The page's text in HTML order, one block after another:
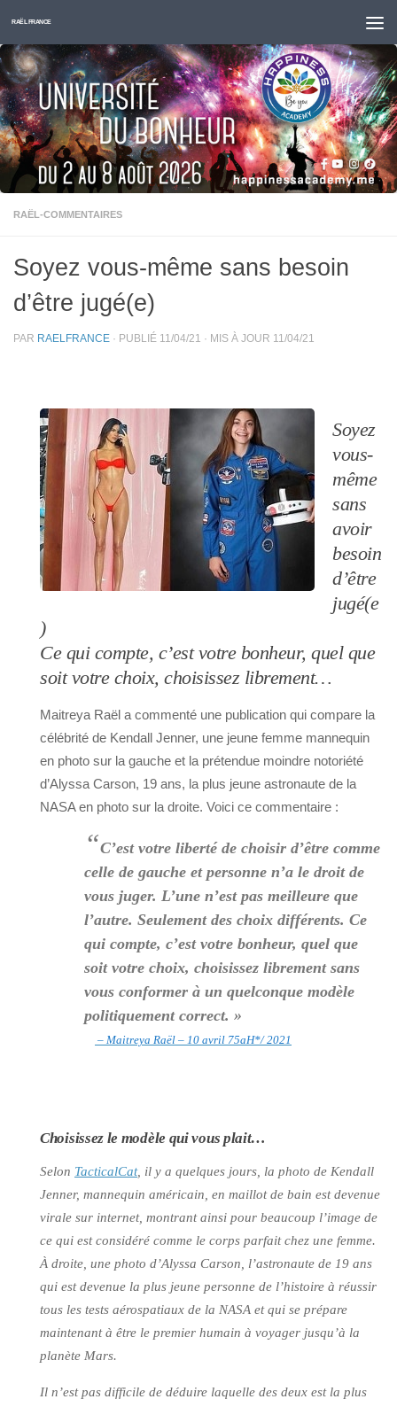
Skip to content
RAËL FRANCE
RAËL-COMMENTAIRES
Soyez vous-même sans besoin
d’être jugé(e)
PAR RAELFRANCE · PUBLIÉ 11/04/21 · MIS À JOUR 11/04/21
Soyez
vous-
même
sans
avoir
besoin
d’être
jugé(e
)
Ce qui compte, c’est votre bonheur, quel que
soit votre choix, choisissez librement…
Maitreya Raël a commenté une publication qui compare la
célébrité de Kendall Jenner, une jeune femme mannequin
en photo sur la gauche et la prétendue moindre notoriété
d’Alyssa Carson, 19 ans, la plus jeune astronaute de la
NASA en photo sur la droite. Voici ce commentaire :
“C’est votre liberté de choisir d’être comme
celle de gauche et personne n’a le droit de
vous juger. L’une n’est pas meilleure que
l’autre. Seulement des choix différents. Ce
qui compte, c’est votre bonheur, quel que
soit votre choix, choisissez librement sans
vous conformer à un quelconque modèle
politiquement correct. »
– Maitreya Raël – 10 avril 75aH*/ 2021
Choisissez le modèle qui vous plait…
Selon TacticalCat, il y a quelques jours, la photo de Kendall
Jenner, mannequin américain, en maillot de bain est devenue
virale sur internet, montrant ainsi pour beaucoup l’image de
ce qui est considéré comme le corps parfait chez une femme.
À droite, une photo d’Alyssa Carson, l’astronaute de 19 ans
qui est devenue la plus jeune personne de l’histoire à réussir
tous les tests aérospatiaux de la NASA et qui se prépare
maintenant à être le premier humain à voyager jusqu’à la
planète Mars.
Il n’est pas difficile de déduire laquelle des deux est la plus